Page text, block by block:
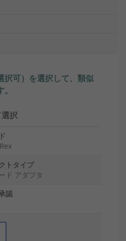
択可）を選択して、類似
択
トタイプ
ド アダプタ
認